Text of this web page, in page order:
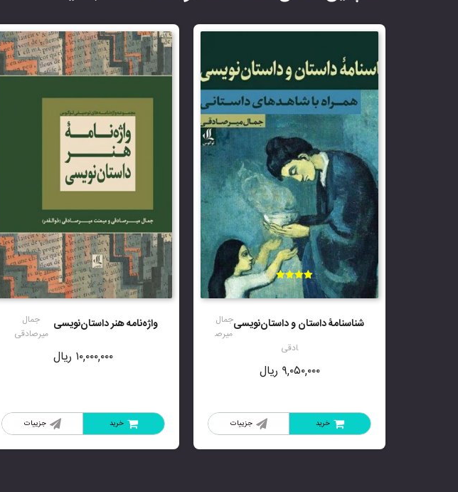
شناسنامۀ داستان و داستان‌نویسیجمال
میرص
ادقی
امتیاز
4.00
از 5
۹,۰۵۰,۰۰۰ ریال
جزییات خرید
واژه‌نامه هنر داستان‌نویسی
جمال
میرصادقی
۱۰,۰۰۰,۰۰۰ ریال
جزییات خرید